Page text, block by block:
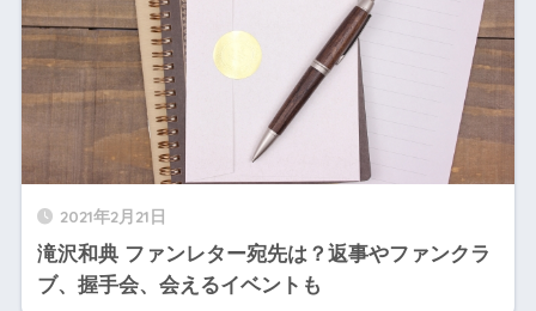
2021年2月21日
滝沢和典 ファンレター宛先は？返事やファンクラ
ブ、握手会、会えるイベントも